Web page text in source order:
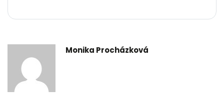
Monika Procházková